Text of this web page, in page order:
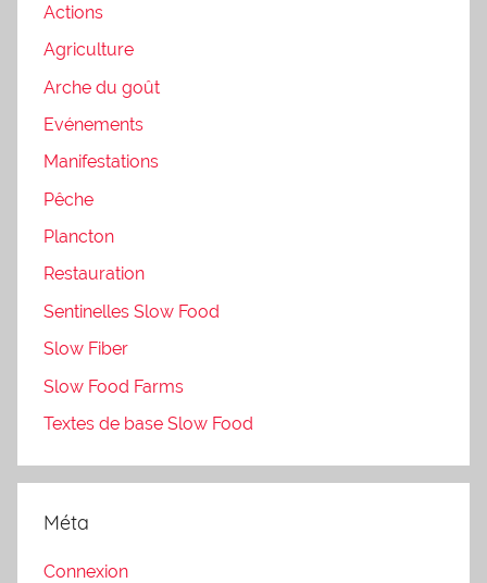
Actions
Agriculture
Arche du goût
Evénements
Manifestations
Pêche
Plancton
Restauration
Sentinelles Slow Food
Slow Fiber
Slow Food Farms
Textes de base Slow Food
Méta
Connexion